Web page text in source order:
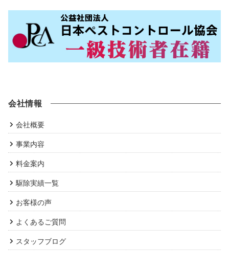
会社情報
会社概要
事業内容
料金案内
駆除実績一覧
お客様の声
よくあるご質問
スタッフブログ